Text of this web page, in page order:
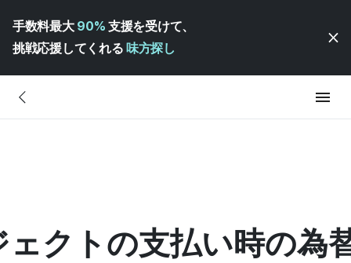
手数料最大 90% 支援を受けて、
挑戦応援してくれる 味方探し
クトの支払い時の為